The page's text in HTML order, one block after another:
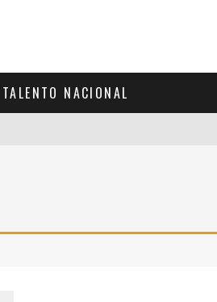
TALENTO NACIONAL